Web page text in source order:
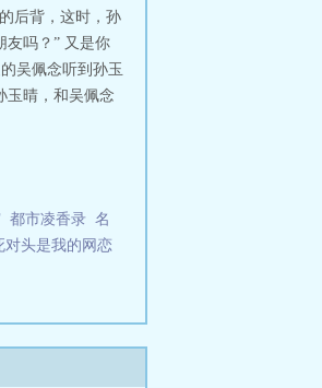
是《流
样的，
YY为
少爷尘
后背，这时，孙
友吗？” 又是你
吴佩念听到孙玉
玉晴，和吴佩念
都市凌香录 名
对头是我的网恋